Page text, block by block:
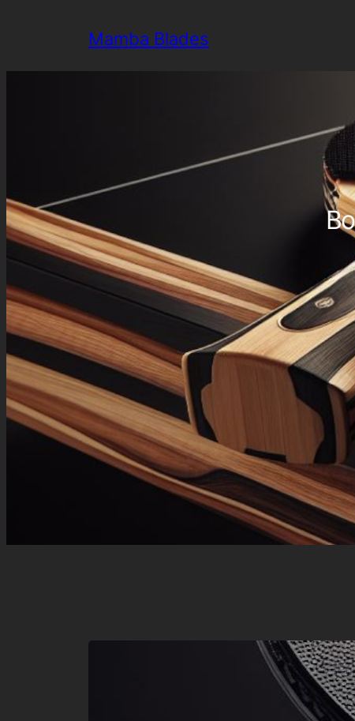
Mamba Blades